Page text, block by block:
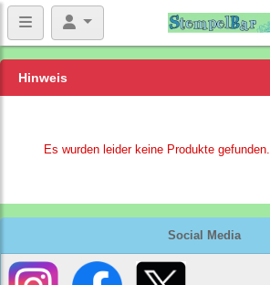
Social Media
Hinweis
Es wurden leider keine Produkte gefunden.